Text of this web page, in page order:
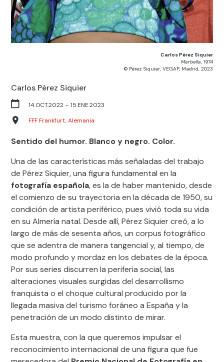
Carlos Pérez Siquier
Marbella, 1974
© Pérez Siquier, VEGAP, Madrid, 2023
Carlos Pérez Siquier
14.OCT.2022 –15.ENE.2023
FFF Frankfurt, Alemania
Sentido del humor. Blanco y negro. Color.
Una de las características más señaladas del trabajo
de Pérez Siquier, una figura fundamental en la
fotografía española, es la de haber mantenido, desde
el comienzo de su trayectoria en la década de 1950, su
condición de artista periférico, pues vivió toda su vida
en su Almería natal. Desde allí, Pérez Siquier creó, a lo
largo de más de sesenta años, un corpus fotográfico
que se adentra de manera tangencial y, al tiempo, de
modo profundo y mordaz en los debates de la época.
Por sus series discurren la periferia social, las
alteraciones visuales surgidas del desarrollismo
franquista o el choque cultural producido por la
llegada masiva del turismo foráneo a España y la
penetración de un modo distinto de mirar.
Esta muestra, con la que queremos impulsar el
reconocimiento internacional de una figura que fue